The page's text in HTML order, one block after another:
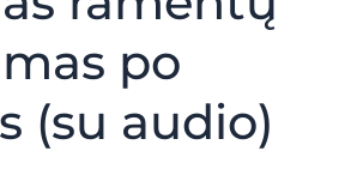
po
(su audio)